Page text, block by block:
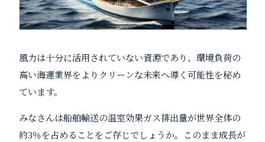
風力は十分に活用されていない資源であり、環境負荷の
高い海運業界をよりクリーンな未来へ導く可能性を秘め
ています。
みなさんは船舶輸送の温室効果ガス排出量が世界全体の
約3％を占めることをご存じでしょうか。このまま成長が